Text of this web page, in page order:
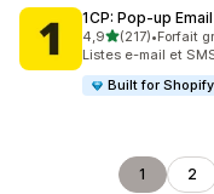
1CP: Pop‑up
4,9étoile(s) sur 5
(217)
217 avis au total
•Forfait
Listes e-mail et
Built for Shopify
1 2